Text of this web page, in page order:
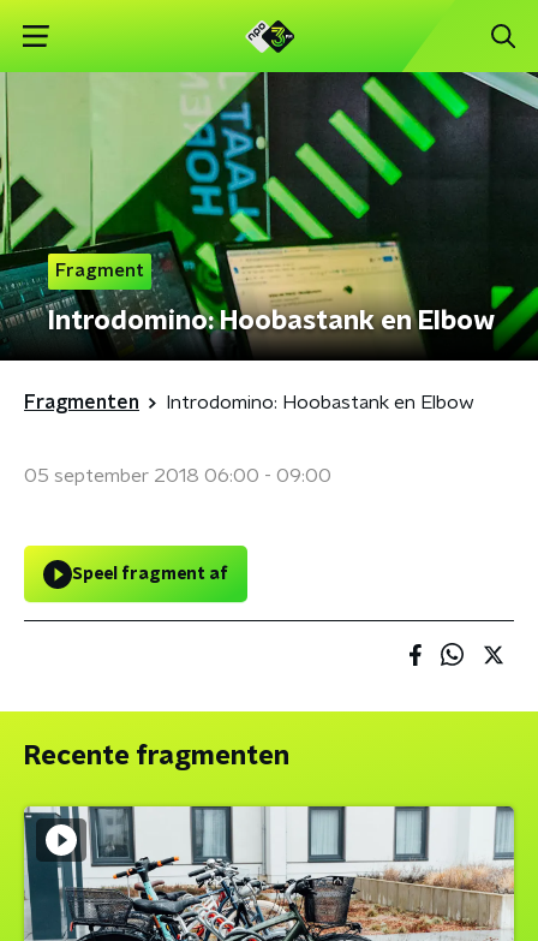
Fragment
Introdomino: Hoobastank en Elbow
Fragmenten Introdomino: Hoobastank en Elbow
05 september 2018 06:00 - 09:00
Speel fragment af
Recente fragmenten